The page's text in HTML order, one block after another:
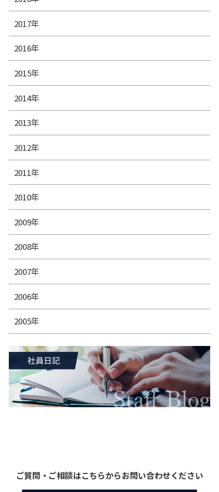
2017年
2016年
2015年
2014年
2013年
2012年
2011年
2010年
2009年
2008年
2007年
2006年
2005年
ご質問・ご相談はこちらからお問い合わせください